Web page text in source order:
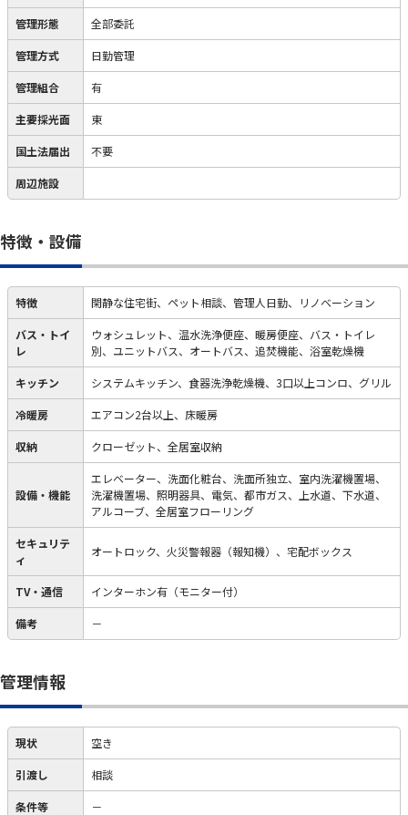
管理形態 全部委託
管理方式 日勤管理
管理組合 有
主要採光面 東
国土法届出 不要
周辺施設
特徴・設備
特徴 閑静な住宅街、ペット相談、管理人日勤、リノベーション
バス・トイ
レ
ウォシュレット、温水洗浄便座、暖房便座、バス・トイレ
別、ユニットバス、オートバス、追焚機能、浴室乾燥機
キッチン システムキッチン、食器洗浄乾燥機、3口以上コンロ、グリル
冷暖房 エアコン2台以上、床暖房
収納 クローゼット、全居室収納
設備・機能
エレベーター、洗面化粧台、洗面所独立、室内洗濯機置場、
洗濯機置場、照明器具、電気、都市ガス、上水道、下水道、
アルコーブ、全居室フローリング
セキュリテ
ィ
オートロック、火災警報器（報知機）、宅配ボックス
TV・通信 インターホン有（モニター付）
備考 －
管理情報
現状 空き
引渡し 相談
条件等 －